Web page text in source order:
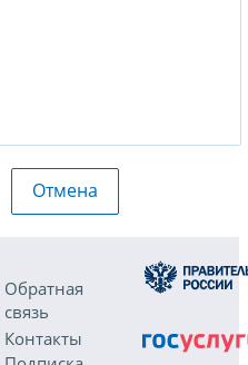
Отмена
Обратная
связь
Контакты